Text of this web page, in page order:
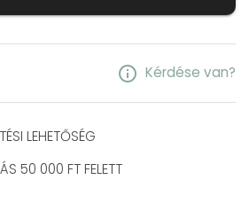
info Kérdése van?
LEHETŐSÉG
50 000 FT FELETT